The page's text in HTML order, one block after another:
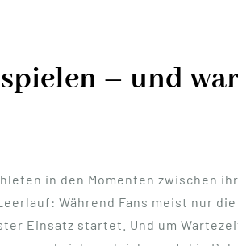
– und
in den Momenten zwischen
Während Fans meist nur
Einsatz startet. Und um